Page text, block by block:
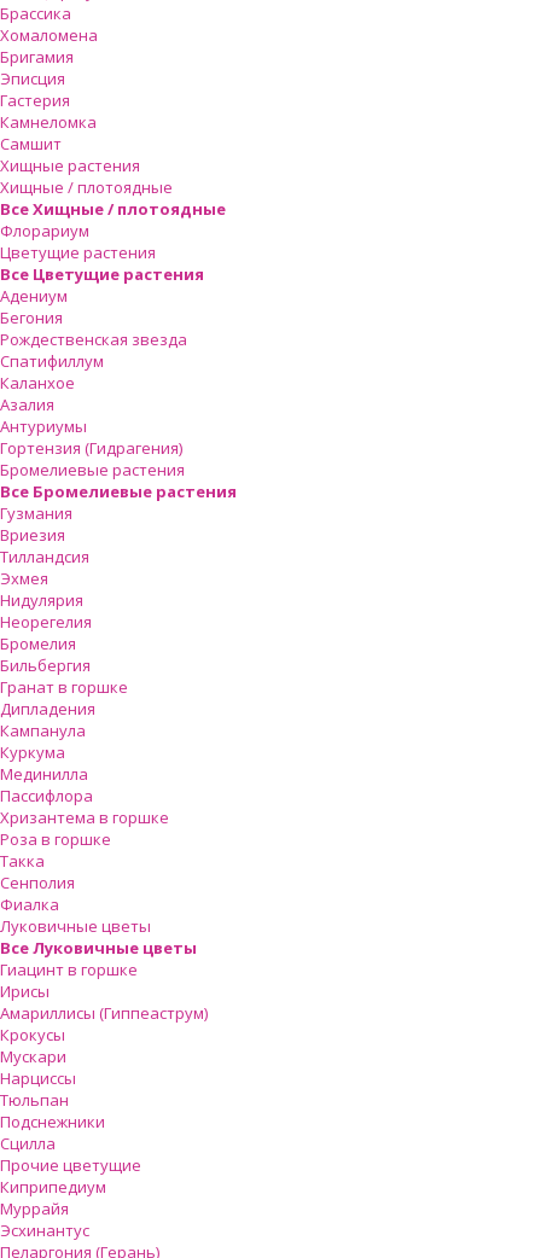
Брассика
Хомаломена
Бригамия
Эписция
Гастерия
Камнеломка
Самшит
Хищные растения
Хищные / плотоядные
Все Хищные / плотоядные
Флорариум
Цветущие растения
Все Цветущие растения
Адениум
Бегония
Рождественская звезда
Спатифиллум
Каланхое
Азалия
Антуриумы
Гортензия (Гидрагения)
Бромелиевые растения
Все Бромелиевые растения
Гузмания
Вриезия
Тилландсия
Эхмея
Нидулярия
Неорегелия
Бромелия
Бильбергия
Гранат в горшке
Дипладения
Кампанула
Куркума
Мединилла
Пассифлора
Хризантема в горшке
Роза в горшке
Такка
Сенполия
Фиалка
Луковичные цветы
Все Луковичные цветы
Гиацинт в горшке
Ирисы
Амариллисы (Гиппеаструм)
Крокусы
Мускари
Нарциссы
Тюльпан
Подснежники
Сцилла
Прочие цветущие
Киприпедиум
Муррайя
Эсхинантус
Пеларгония (Герань)